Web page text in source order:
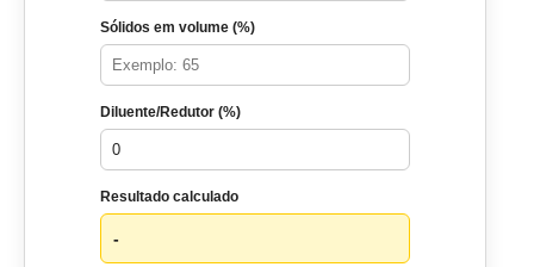
Sólidos em volume (%)
Diluente/Redutor (%)
Resultado calculado
-